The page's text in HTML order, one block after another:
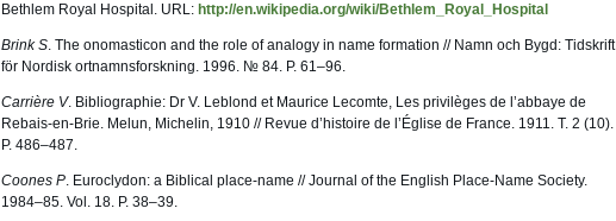
Bethlem Royal Hospital. URL: http://en.wikipedia.org/wiki/Bethlem_Royal_Hospital
Brink S. The onomasticon and the role of analogy in name formation // Namn och Bygd: Tidskrift
för Nordisk ortnamnsforskning. 1996. № 84. P. 61–96.
Carrière V. Bibliographie: Dr V. Leblond et Maurice Lecomte, Les privilèges de l’abbaye de
Rebais-en-Brie. Melun, Michelin, 1910 // Revue d’histoire de l’Église de France. 1911. T. 2 (10).
P. 486–487.
Coones P. Euroclydon: a Biblical place-name // Journal of the English Place-Name Society.
1984–85. Vol. 18. P. 38–39.